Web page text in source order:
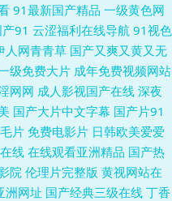
免费看 黄色A片天堂网 无码精
久国产精品嫩草 亚洲深夜福利导
官网 操碰人人 久久资源国产 香蕉
图28p 尤物福利导航 91伊人橘子
品东方av正在进入 四虎爱av影视
91最新国产精品 一级黄色网
91 云涩福利在线导航 91视色
人网青青草 国产又爽又黄又无
级免费大片 成年免费视频网站
网网 成人影视国产在线 深夜
国产大片中文字幕 国产片91
片 免费电影片 日韩欧美爱爱
线 在线观看亚洲精品 国产热
院 伦理片完整版 黄视网站在
洲网址 国产经典三级在线 丁香